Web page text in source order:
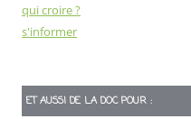
qui croire ?
s'informer
ET AUSSI DE LA DOC POUR :